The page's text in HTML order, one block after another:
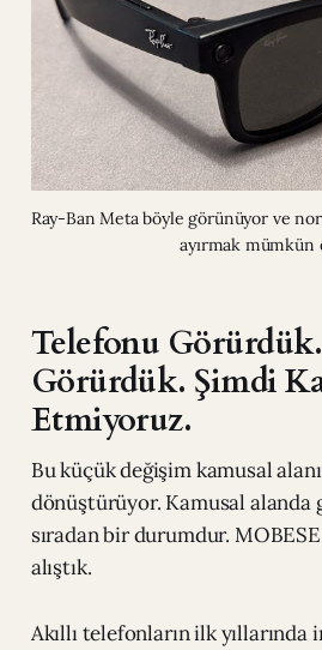
Ray-Ban Meta böyle görünüyor ve
ayırmak mümkün
Telefonu
Görürdük. Şimdi
Etmiyoruz.
Bu küçük değişim kamusal
dönüştürüyor. Kamusal alanda
sıradan bir durumdur.
alıştık.
Akıllı telefonların ilk yıllarında